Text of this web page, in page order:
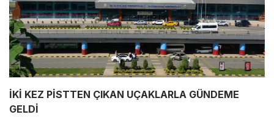
İKİ KEZ PİSTTEN ÇIKAN UÇAKLARLA GÜNDEME
GELDİ